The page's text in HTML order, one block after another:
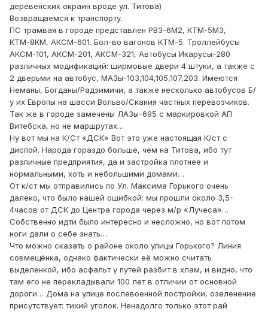
деревенских окраин вроде ул. Титова)
Возвращаемся к транспорту.
ПС трамвая в городе представлен РВЗ-6М2, КТМ-5М3,
КТМ-8КМ, АКСМ-601. Бол-во вагонов КТМ-5. Троллейбусы
АКСМ-101, АКСМ-201, АКСМ-321, Автобусы Икарусы-280
различных модификаций: ширмовые двери 4 штуки, а также с
2 дверьми на автобус, МАЗы-103,104,105,107,203. Имеются
Неманы, Богданы/Радзимичи, а также несколько автобусов Б/
у их Европы на шасси Вольво/Скания частных перевозчиков.
Так же в городе замечены ЛАЗы-695 с маркировкой АП
Витебска, но не маршрутах…
Ну вот мы на К/Ст «ДСК» Вот это уже настоящая К/ст с
диспой. Народа гораздо больше, чем на Титова, ибо тут
различные предприятия, да и застройка плотнее и
нормальными, хоть и небольшими домами…
От к/ст мы отправились по Ул. Максима Горького очень
далеко, что было нашей ошибкой: мы прошли около 3,5-
4часов от ДСК до Центра города через м/р «Лучеса»…
Собственно идти было интересно и несложно, но вот потом
ноги дали о себе знать…
Что можно сказать о районе около улицы Горького? Линия
совмещёнка, однако фактически её можно считать
выделенкой, ибо асфальт у путей разбит в хлам, и видно, что
там его не перекладывали 100 лет в отличии от основной
дороги… Дома на улице послевоенной постройки, озеленение
присутствует: тихий уголок. Ненадолго только этот рай